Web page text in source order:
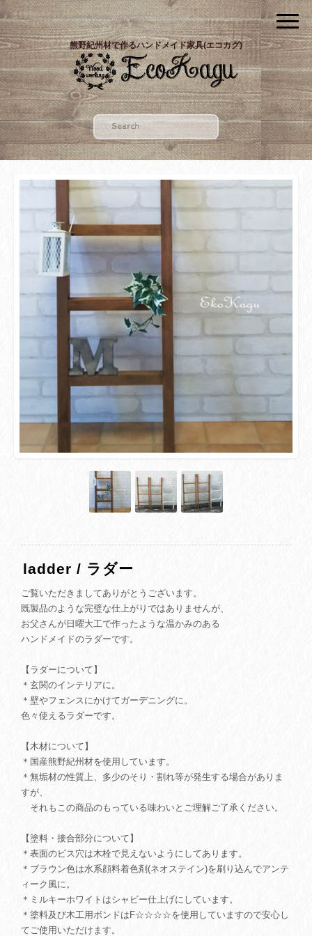
熊野紀州材で作るハンドメイド家具(エコカグ)
ladder / ラダー
ご覧いただきましてありがとうございます。
既製品のような完璧な仕上がりではありませんが、
お父さんが日曜大工で作ったような温かみのある
ハンドメイドのラダーです。
【ラダーについて】
＊玄関のインテリアに。
＊壁やフェンスにかけてガーデニングに。
色々使えるラダーです。
【木材について】
＊国産熊野紀州材を使用しています。
＊無垢材の性質上、多少のそり・割れ等が発生する場合がありま
すが、
それもこの商品のもっている味わいとご理解ご了承ください。
【塗料・接合部分について】
＊表面のビス穴は木栓で見えないようにしてあります。
＊ブラウン色は水系顔料着色剤(ネオステイン)を刷り込んでアンテ
ィーク風に。
＊ミルキーホワイトはシャビー仕上げにしています。
＊塗料及び木工用ボンドはF☆☆☆☆を使用していますので安心し
てご使用いただけます。